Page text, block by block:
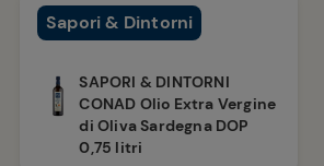
Sapori & Dintorni
SAPORI & DINTORNI
CONAD Olio Extra Vergine
di Oliva Sardegna DOP
0,75 litri